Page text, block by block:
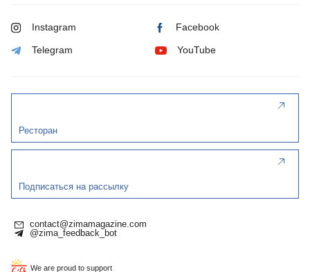
Instagram Facebook
Telegram YouTube
Ресторан
Подписаться на рассылку
contact@zimamagazine.com
@zima_feedback_bot
We are proud to support